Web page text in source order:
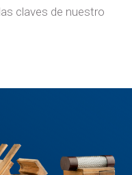
claves de nuestro